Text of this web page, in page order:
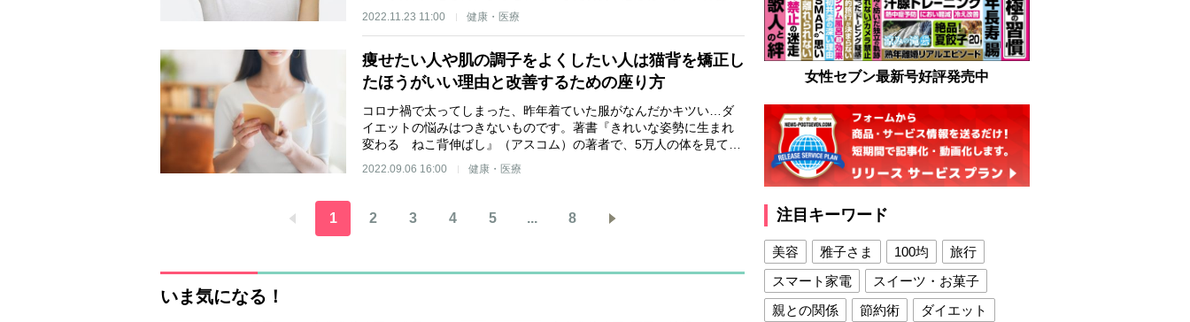
2022.11.23 11:00 健康・医療
痩せたい人や肌の調子をよくしたい人は猫背を矯正し
たほうがいい理由と改善するための座り方
コロナ禍で太ってしまった、昨年着ていた服がなんだかキツい…ダ
イエットの悩みはつきないものです。著書『きれいな姿勢に生まれ
変わる ねこ背伸ばし』（アスコム）の著者で、5万人の体を見て…
2022.09.06 16:00 健康・医療
1 2 3 4 5 ... 8
いま気になる！
女性セブン最新号好評発売中
注目キーワード
美容 雅子さま 100均
旅行
スマート家電
スイーツ・お菓子
親との関係
節約術
ダイエット